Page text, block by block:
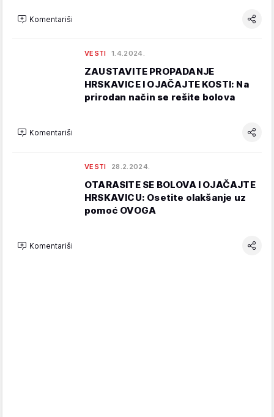
Komentariši
VESTI 1.4.2024.
ZAUSTAVITE PROPADANJE
HRSKAVICE I OJAČAJTE KOSTI: Na
prirodan način se rešite bolova
Komentariši
VESTI 28.2.2024.
OTARASITE SE BOLOVA I OJAČAJTE
HRSKAVICU: Osetite olakšanje uz
pomoć OVOGA
Komentariši